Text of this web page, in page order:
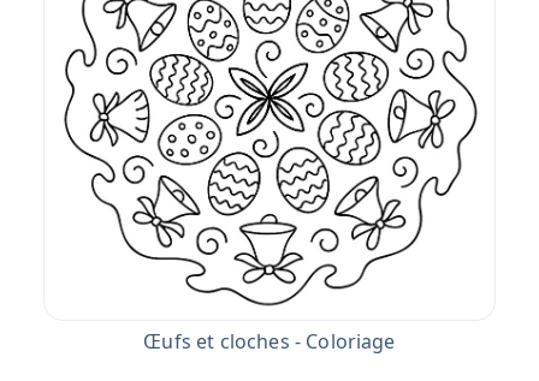
Œufs et cloches - Coloriage